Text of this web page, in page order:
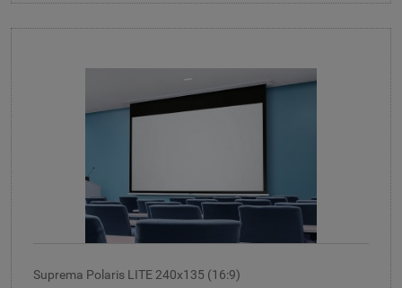
Suprema Polaris LITE 240x135 (16:9)